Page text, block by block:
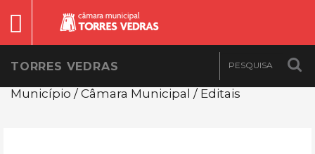
TORRES VEDRAS
Município / Câmara Municipal / Editais